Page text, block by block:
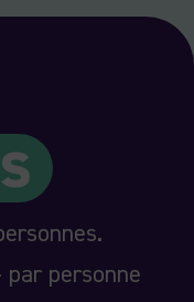
par personne